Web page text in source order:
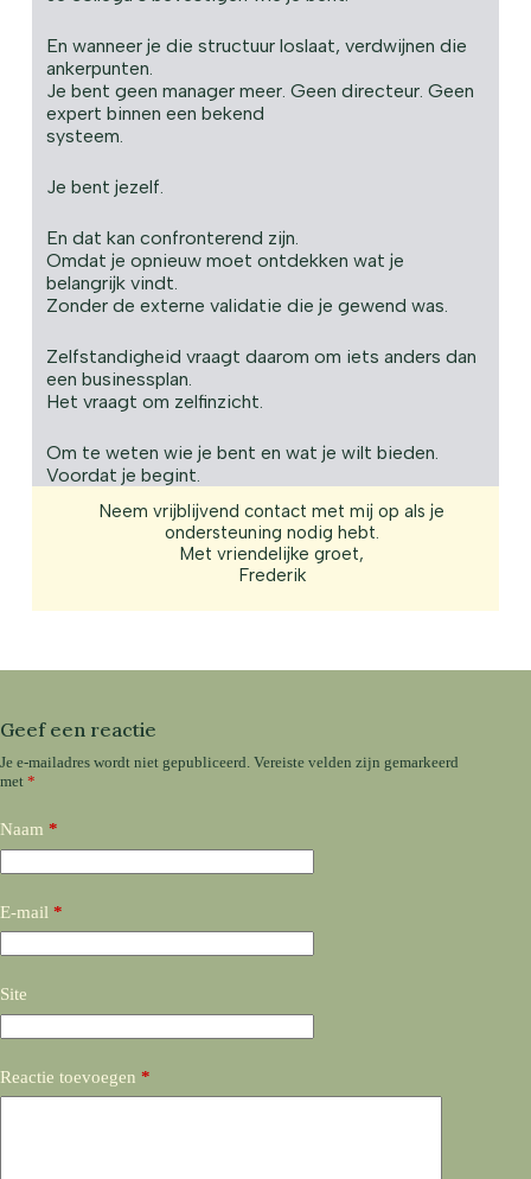
En wanneer je die structuur loslaat, verdwijnen die
ankerpunten.
Je bent geen manager meer. Geen directeur. Geen
expert binnen een bekend
systeem.
Je bent jezelf.
En dat kan confronterend zijn.
Omdat je opnieuw moet ontdekken wat je
belangrijk vindt.
Zonder de externe validatie die je gewend was.
Zelfstandigheid vraagt daarom om iets anders dan
een businessplan.
Het vraagt om zelfinzicht.
Om te weten wie je bent en wat je wilt bieden.
Voordat je begint.
Neem vrijblijvend contact met mij op als je
ondersteuning nodig hebt.
Met vriendelijke groet,
Frederik
Geef een reactie
Je e-mailadres wordt niet gepubliceerd. Vereiste velden zijn gemarkeerd
met *
Naam *
E-mail *
Site
Reactie toevoegen *